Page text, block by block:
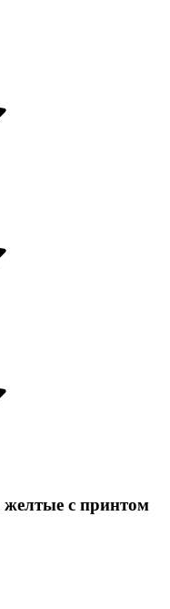
с принтом